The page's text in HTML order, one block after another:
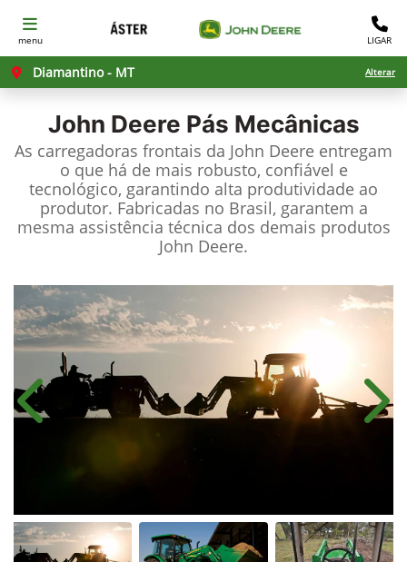
menu LIGAR
Diamantino - MT Alterar
John Deere Pás Mecânicas
As carregadoras frontais da John Deere entregam
o que há de mais robusto, confiável e
tecnológico, garantindo alta produtividade ao
produtor. Fabricadas no Brasil, garantem a
mesma assistência técnica dos demais produtos
John Deere.
Anterior